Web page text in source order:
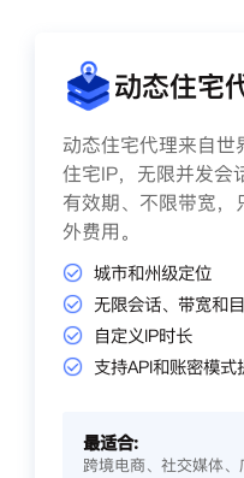
动态住宅
动态住宅代理来自
住宅IP，无限并发会
有效期、不限带宽
外费用。
城市和州级定位
无限会话、带宽和
自定义IP时长
支持API和账密模式
最适合:
跨境电商、社交媒体